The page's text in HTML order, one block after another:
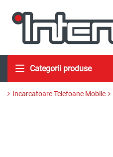
Categorii produse
Incarcatoare Telefoane Mobile